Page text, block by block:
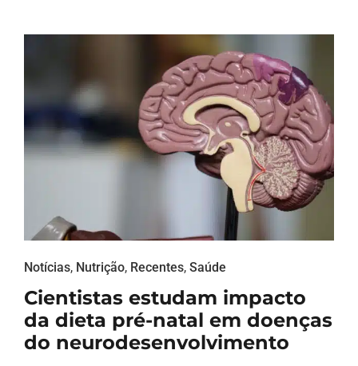
Notícias, Nutrição, Recentes, Saúde
Cientistas estudam impacto
da dieta pré-natal em doenças
do neurodesenvolvimento